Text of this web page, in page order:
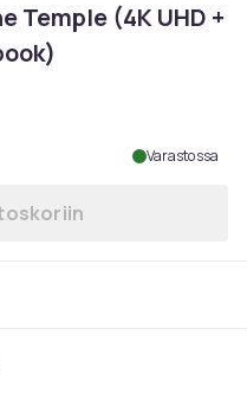
Temple (4K UHD +
Varastossa
28 Years Later: The